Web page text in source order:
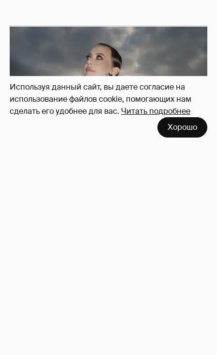
Используя данный сайт, вы даете согласие на
использование файлов cookie, помогающих нам
сделать его удобнее для вас. Читать подробнее
Хорошо